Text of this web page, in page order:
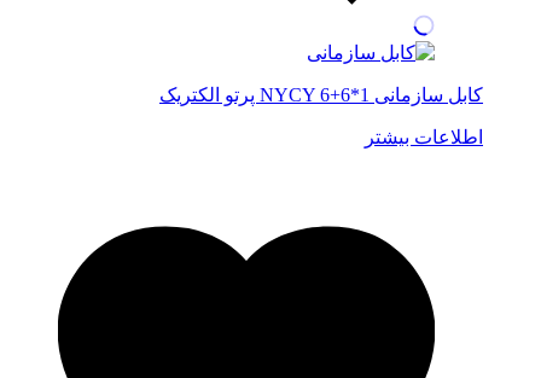
کابل سازمانی NYCY 6+6*1 پرتو الکتریک
اطلاعات بیشتر